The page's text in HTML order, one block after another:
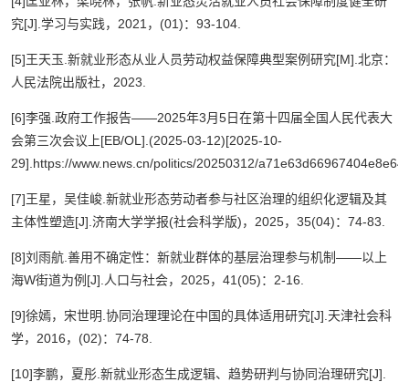
究[J].学习与实践，2021，(01)：93-104.
[5]王天玉.新就业形态从业人员劳动权益保障典型案例研究[M].北京：
人民法院出版社，2023.
[6]李强.政府工作报告——2025年3月5日在第十四届全国人民代表大
会第三次会议上[EB/OL].(2025-03-12)[2025-10-
29].https://www.news.cn/politics/20250312/
[7]王星，吴佳峻.新就业形态劳动者参与社区治理的组织化逻辑及其
主体性塑造[J].济南大学学报(社会科学版)，2025，35(04)：74-83.
[8]刘雨航.善用不确定性：新就业群体的基层治理参与机制——以上
海W街道为例[J].人口与社会，2025，41(05)：2-16.
[9]徐嫣，宋世明.协同治理理论在中国的具体适用研究[J].天津社会科
学，2016，(02)：74-78.
[10]李鹏，夏彤.新就业形态生成逻辑、趋势研判与协同治理研究[J].